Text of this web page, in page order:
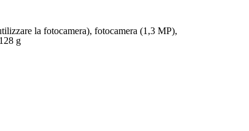
la fotocamera), fotocamera (1,3 MP),
g